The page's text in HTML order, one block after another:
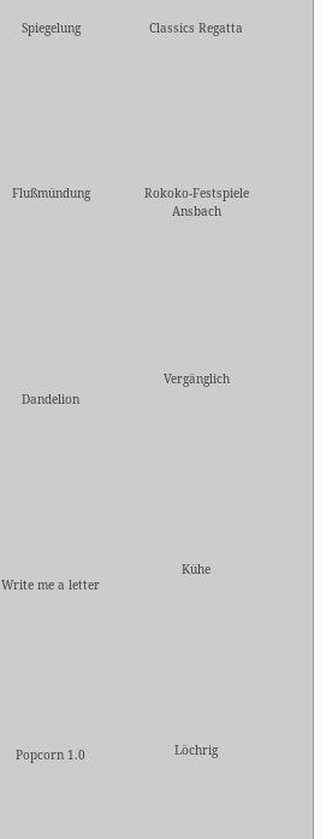
Spiegelung Classics Regatta
Flußmündung
Rokoko-Festspiele
Ansbach
Dandelion
Vergänglich
Write me a letter
Kühe
Popcorn 1.0 Löchrig